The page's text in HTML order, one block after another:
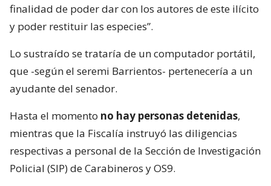
finalidad de poder dar con los autores de este ilícito
y poder restituir las especies”.
Lo sustraído se trataría de un computador portátil,
que -según el seremi Barrientos- pertenecería a un
ayudante del senador.
Hasta el momento no hay personas detenidas,
mientras que la Fiscalía instruyó las diligencias
respectivas a personal de la Sección de Investigación
Policial (SIP) de Carabineros y OS9.